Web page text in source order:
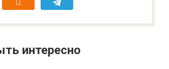
интересно